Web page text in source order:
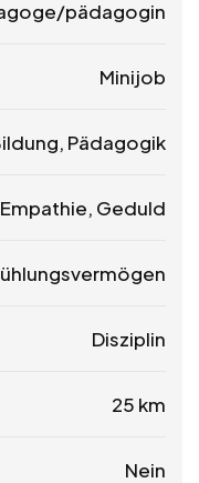
­pädagogin
Minijob
Pädagogik
Empathie, Geduld
Disziplin
25 km
Nein